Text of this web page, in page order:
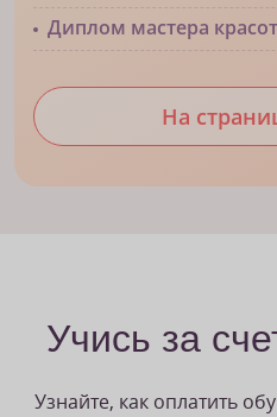
Диплом мастера
На
Учись за
Узнайте, как оплатить